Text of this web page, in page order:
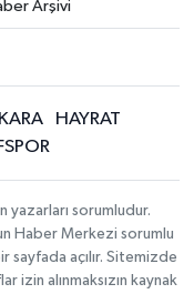
Arşivi
HAYRAT
yazarları sorumludur.
Haber Merkezi sorumlu
sayfada açılır. Sitemizde
izin alınmaksızın kaynak